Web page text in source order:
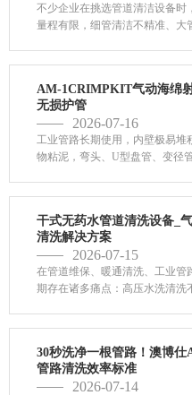
不少企业在挑选管道清洁设备时
量程有限，细管清洁不精准、大
盖优势，完美适配各类粗细工
AM-1CRIMPKIT气动海绵
无损护管
2026-07-16
工业管路长期使用，内壁极易堆
物粘泥，弯头、U型盘管、变径
清...
干式无药水管道清洗设备_
清洗解决方案
2026-07-15
在管道维保、暖通清洗、工业管
期存在诸多痛点：高压水洗清洗
30秒洗净一根管路！澳博
管路清洗效率标准
2026-07-14